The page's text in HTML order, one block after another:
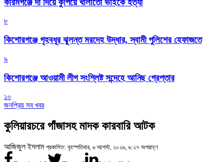
করিমগঞ্জে দা দিয়ে কুপিয়ে খালাতো ভাইকে হত্যা
৮
কিশোরগঞ্জে গৃহবধূর ঝুলন্ত মরদেহ উদ্ধার, স্বামী পুলিশের হেফাজতে
৯
কিশোরগঞ্জে আওয়ামী লীগ সংশ্লিষ্ট সন্দেহে আনিছ গ্রেপ্তার
১০
জনপ্রিয় সব খবর
কুলিয়ারচরে গাঁজাসহ মাদক কারবারি আটক
আজিজুল ইসলাম প্রকাশিত: বৃহস্পতিবার, ৬ আগস্ট, ২০২৬, ৬:২৭ অপরাহ্ণ